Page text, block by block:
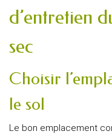
d’entretien
sec
Choisir
le sol
Le bon emplacement